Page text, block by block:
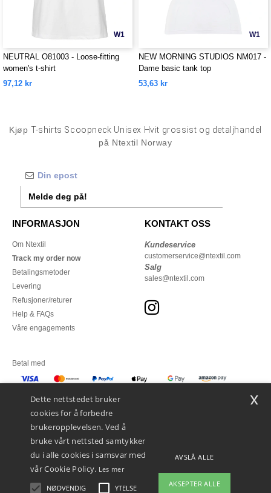
W1
NEUTRAL O81003 - Loose-fitting
women's t-shirt
97,12 kr
W1
NEW MORNING STUDIOS NM017 -
Dame basic tank top
53,63 kr
Kjøp T-shirts Scoopneck Unisex Hvit grossist og detaljhandel
på Ntextil Norway
Melde deg på!
INFORMASJON
Om Ntextil
Track my order now
Betalingsmetoder
Levering
Refusjoner/returer
Help & FAQs
Våre engagements
KONTAKT OSS
Kundeservice
customerservice@ntextil.com
Salg
sales@ntextil.com
Betal med
Dette nettstedet bruker
cookies for å forbedre
brukeropplevelsen. Ved å
bruke vårt nettsted samtykker
du i alle cookies i samsvar med
vår Cookie Policy. Les mer
NØDVENDIG YTELSE
AVSLÅ ALLE
AKSEPTER ALLE
x